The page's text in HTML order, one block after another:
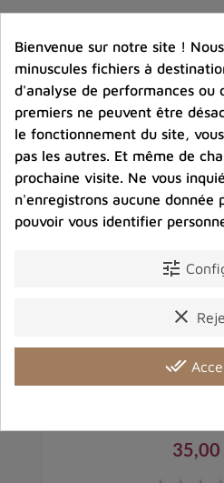
35,00
Bienvenue sur notre site !
minuscules fichiers à
d'analyse de performances ou
premiers ne peuvent être
le fonctionnement du site,
pas les autres. Et même de
prochaine visite. Ne vous
n'enregistrons aucune donnée
pouvoir vous identifier
tune
clear
done_all